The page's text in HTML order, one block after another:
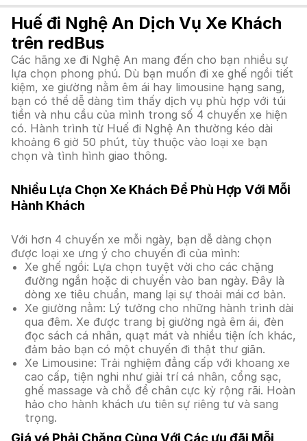
Huế đi Nghệ An Dịch Vụ Xe Khách
trên redBus
Các hãng xe đi Nghệ An mang đến cho bạn nhiều sự
lựa chọn phong phú. Dù bạn muốn đi xe ghế ngồi tiết
kiệm, xe giường nằm êm ái hay limousine hạng sang,
bạn có thể dễ dàng tìm thấy dịch vụ phù hợp với túi
tiền và nhu cầu của mình trong số 4 chuyến xe hiện
có. Hành trình từ Huế đi Nghệ An thường kéo dài
khoảng 6 giờ 50 phút, tùy thuộc vào loại xe bạn
chọn và tình hình giao thông.
Nhiều Lựa Chọn Xe Khách Để Phù Hợp Với Mỗi
Hành Khách
Với hơn 4 chuyến xe mỗi ngày, bạn dễ dàng chọn
được loại xe ưng ý cho chuyến đi của mình:
Xe ghế ngồi: Lựa chọn tuyệt vời cho các chặng
đường ngắn hoặc di chuyển vào ban ngày. Đây là
dòng xe tiêu chuẩn, mang lại sự thoải mái cơ bản.
Xe giường nằm: Lý tưởng cho những hành trình dài
qua đêm. Xe được trang bị giường ngả êm ái, đèn
đọc sách cá nhân, quạt mát và nhiều tiện ích khác,
đảm bảo bạn có một chuyến đi thật thư giãn.
Xe Limousine: Trải nghiệm đẳng cấp với khoang xe
cao cấp, tiện nghi như giải trí cá nhân, cổng sạc,
ghế massage và chỗ để chân cực kỳ rộng rãi. Hoàn
hảo cho hành khách ưu tiên sự riêng tư và sang
trọng.